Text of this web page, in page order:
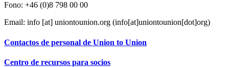
Fono: +46 (0)8 798 00 00
Email: info [at] uniontounion.org (info[at]uniontounion[dot]org)
Contactos de personal de Union to Union
Centro de recursos para socios